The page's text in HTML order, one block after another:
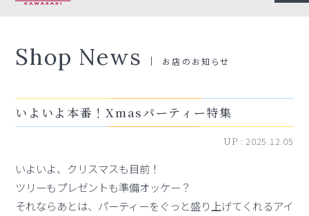
Shop News お店のお知らせ
いよいよ本番！Xmasパーティー特集
UP :2025.12.05
いよいよ、クリスマスも目前！
ツリーもプレゼントも準備オッケー？
それならあとは、パーティーをぐっと盛り上げてくれるアイ